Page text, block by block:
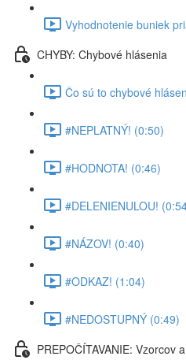
Vyhodnotenie buniek
CHYBY: Chybové hlásenia
Čo sú to chybové
#NEPLATNÝ! (0:50)
#HODNOTA! (0:46)
#DELENIENULOU!
#NÁZOV! (0:40)
#ODKAZ! (1:04)
#NEDOSTUPNÝ (0:49)
PREPOČÍTAVANIE: Vzorcov